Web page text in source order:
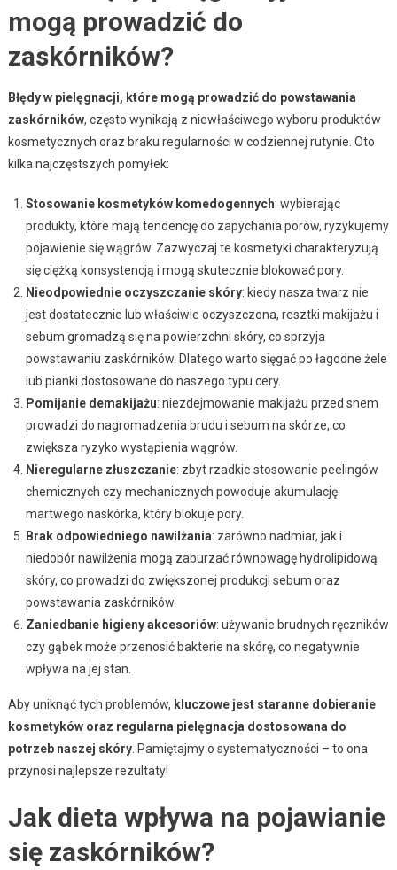
mogą prowadzić do
zaskórników?
Błędy w pielęgnacji, które mogą prowadzić do powstawania
zaskórników, często wynikają z niewłaściwego wyboru produktów
kosmetycznych oraz braku regularności w codziennej rutynie. Oto
kilka najczęstszych pomyłek:
Stosowanie kosmetyków komedogennych: wybierając
produkty, które mają tendencję do zapychania porów, ryzykujemy
pojawienie się wągrów. Zazwyczaj te kosmetyki charakteryzują
się ciężką konsystencją i mogą skutecznie blokować pory.
Nieodpowiednie oczyszczanie skóry: kiedy nasza twarz nie
jest dostatecznie lub właściwie oczyszczona, resztki makijażu i
sebum gromadzą się na powierzchni skóry, co sprzyja
powstawaniu zaskórników. Dlatego warto sięgać po łagodne żele
lub pianki dostosowane do naszego typu cery.
Pomijanie demakijażu: niezdejmowanie makijażu przed snem
prowadzi do nagromadzenia brudu i sebum na skórze, co
zwiększa ryzyko wystąpienia wągrów.
Nieregularne złuszczanie: zbyt rzadkie stosowanie peelingów
chemicznych czy mechanicznych powoduje akumulację
martwego naskórka, który blokuje pory.
Brak odpowiedniego nawilżania: zarówno nadmiar, jak i
niedobór nawilżenia mogą zaburzać równowagę hydrolipidową
skóry, co prowadzi do zwiększonej produkcji sebum oraz
powstawania zaskórników.
Zaniedbanie higieny akcesoriów: używanie brudnych ręczników
czy gąbek może przenosić bakterie na skórę, co negatywnie
wpływa na jej stan.
Aby uniknąć tych problemów, kluczowe jest staranne dobieranie
kosmetyków oraz regularna pielęgnacja dostosowana do
potrzeb naszej skóry. Pamiętajmy o systematyczności – to ona
przynosi najlepsze rezultaty!
Jak dieta wpływa na pojawianie
się zaskórników?